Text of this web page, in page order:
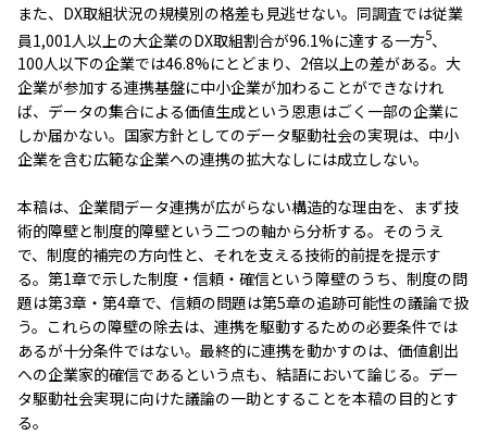
また、DX取組状況の規模別の格差も見逃せない。同調査では従業
員1,001人以上の大企業のDX取組割合が96.1%に達する一方5、
100人以下の企業では46.8%にとどまり、2倍以上の差がある。大
企業が参加する連携基盤に中小企業が加わることができなけれ
ば、データの集合による価値生成という恩恵はごく一部の企業に
しか届かない。国家方針としてのデータ駆動社会の実現は、中小
企業を含む広範な企業への連携の拡大なしには成立しない。
本稿は、企業間データ連携が広がらない構造的な理由を、まず技
術的障壁と制度的障壁という二つの軸から分析する。そのうえ
で、制度的補完の方向性と、それを支える技術的前提を提示す
る。第1章で示した制度・信頼・確信という障壁のうち、制度の問
題は第3章・第4章で、信頼の問題は第5章の追跡可能性の議論で扱
う。これらの障壁の除去は、連携を駆動するための必要条件では
あるが十分条件ではない。最終的に連携を動かすのは、価値創出
への企業家的確信であるという点も、結語において論じる。デー
タ駆動社会実現に向けた議論の一助とすることを本稿の目的とす
る。